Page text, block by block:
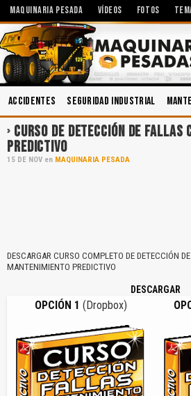
MAQUINARIA PESADA VÍDEOS FOTOS
Accidentes Seguridad Industrial
CURSO DE DETECCIÓN DE FALLAS
PREDICTIVO
15 DE NOV en MAQUINARIA PESADA
DESCARGAR CURSO COMPLETO DE DETECCIÓN
MANTENIMIENTO PREDICTIVO
DESCARGAR
OPCIÓN 1 (Dropbox)